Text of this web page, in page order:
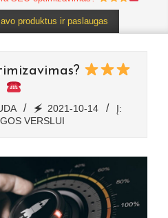
produktus ir paslaugas
🗲 2021-10-14
Į:
VERSLUI